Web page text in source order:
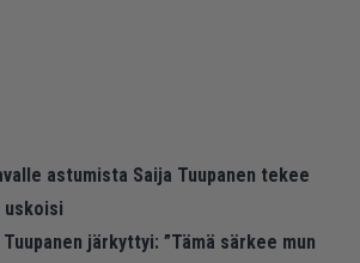
astumista Saija Tuupanen tekee
uskoisi
Tuupanen järkyttyi: ”Tämä särkee mun